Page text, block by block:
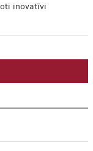
inovatīvi